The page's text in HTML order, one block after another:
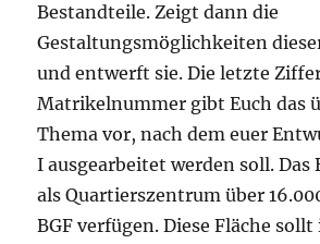
Bestandteile. Zeigt dann die
Gestaltungsmöglichkeiten
und entwerft sie. Die letzte
Matrikelnummer gibt Euch das
Thema vor, nach dem euer
I ausgearbeitet werden soll. Das
als Quartierszentrum über
BGF verfügen. Diese Fläche